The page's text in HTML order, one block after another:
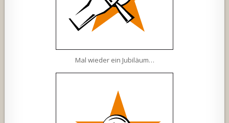
Mal wieder ein Jubiläum…